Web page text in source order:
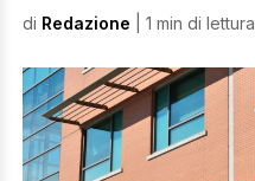
di Redazione | 1 min di lettura